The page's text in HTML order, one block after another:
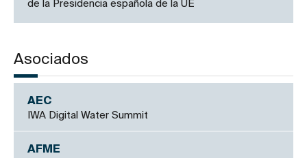
de la Presidencia española de la UE
Asociados
AEC
IWA Digital Water Summit
AFME